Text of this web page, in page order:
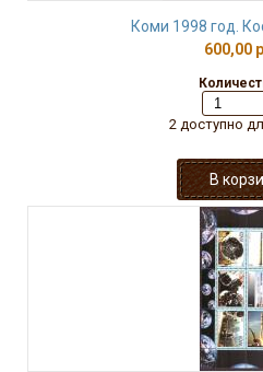
Коми 1998 год.
600,00
2 доступно